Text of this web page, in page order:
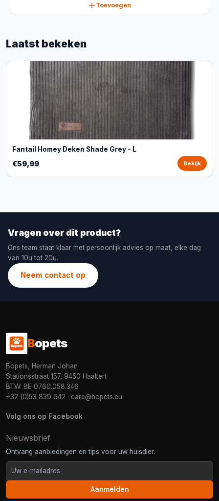
Toevoegen
Laatst bekeken
Fantail Homey Deken Shade Grey - L
€59,99 Bekijk
Vragen over dit product?
Ons team staat klaar met persoonlijk advies op maat, elke dag
van 10u tot 20u.
Neem contact op
Bopets
Bopets, Herman Johan
Stationsstraat 157, 9450 Haaltert
BTW: BE 0760.058.346
+32 (0)53 839 642 · care@bopets.eu
Volg ons op Facebook
Nieuwsbrief
Ontvang aanbiedingen en tips voor uw huisdier.
Aanmelden